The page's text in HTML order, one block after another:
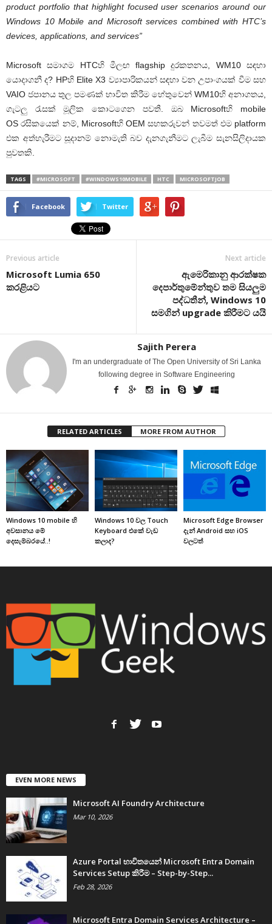
product portfolio that highlight focused user scenarios around our
Windows 10 Mobile and Microsoft services combined with HTC’s
devices, applications, and services”
Microsoft සමාගම HTCහි මීලඟ flagship දුරකතනය, WM10 සඳහා
යොදාගනී ද? HPහි Elite X3 ව්‍යාපාරිකයන් සඳහා වන උපාංගයක් වීම සහ
VAIO ජපානය තුල පමණක් භාවිත කිරීම හේතුවෙන් WM10හි අනාගතය,
ගැටලු රැසක් මූලික කොටගෙන පවතී. ඔබ Microsoftහි mobile
OS රසිකයෙක් නම්, Microsoftහි OEM සහකරුවන් තවමත් එම platform
එක අත්හැරීමට සූදානම් නොමැති බව දැනගැනීමට ලැබීම සැනසිලිදායක
පුවතකි.
TAGS #MICROSOFT #WINDOWS10MOBILE HTC MICROSOFTJOB
Facebook Twitter
Previous article
Microsoft Lumia 650
කරළියට
Next article
ඇමෙරිකානු ආරක්ෂක
දෙපාර්තුමේන්තුව තම සියලුම
පද්ධතීන්, Windows 10
සමගින් upgrade කිරීමට යයි
Sajith Perera
I'm an undergraduate of The Open University of Sri Lanka
following degree in Software Engineering
RELATED ARTICLES MORE FROM AUTHOR
Windows 10 mobile හි
අවසානය මේ
දෙසැම්බරයේ..!
Windows 10 වල Touch
Keyboard එකේ වැඩ
කලාද?
Microsoft Edge Browser
දැන් Android සහ iOS
වලටත්
EVEN MORE NEWS
Microsoft AI Foundry Architecture
Mar 10, 2026
Azure Portal භාවිතයෙන් Microsoft Entra Domain
Services Setup කිරීම – Step-by-Step...
Feb 28, 2026
Microsoft Entra Domain Services Architecture –